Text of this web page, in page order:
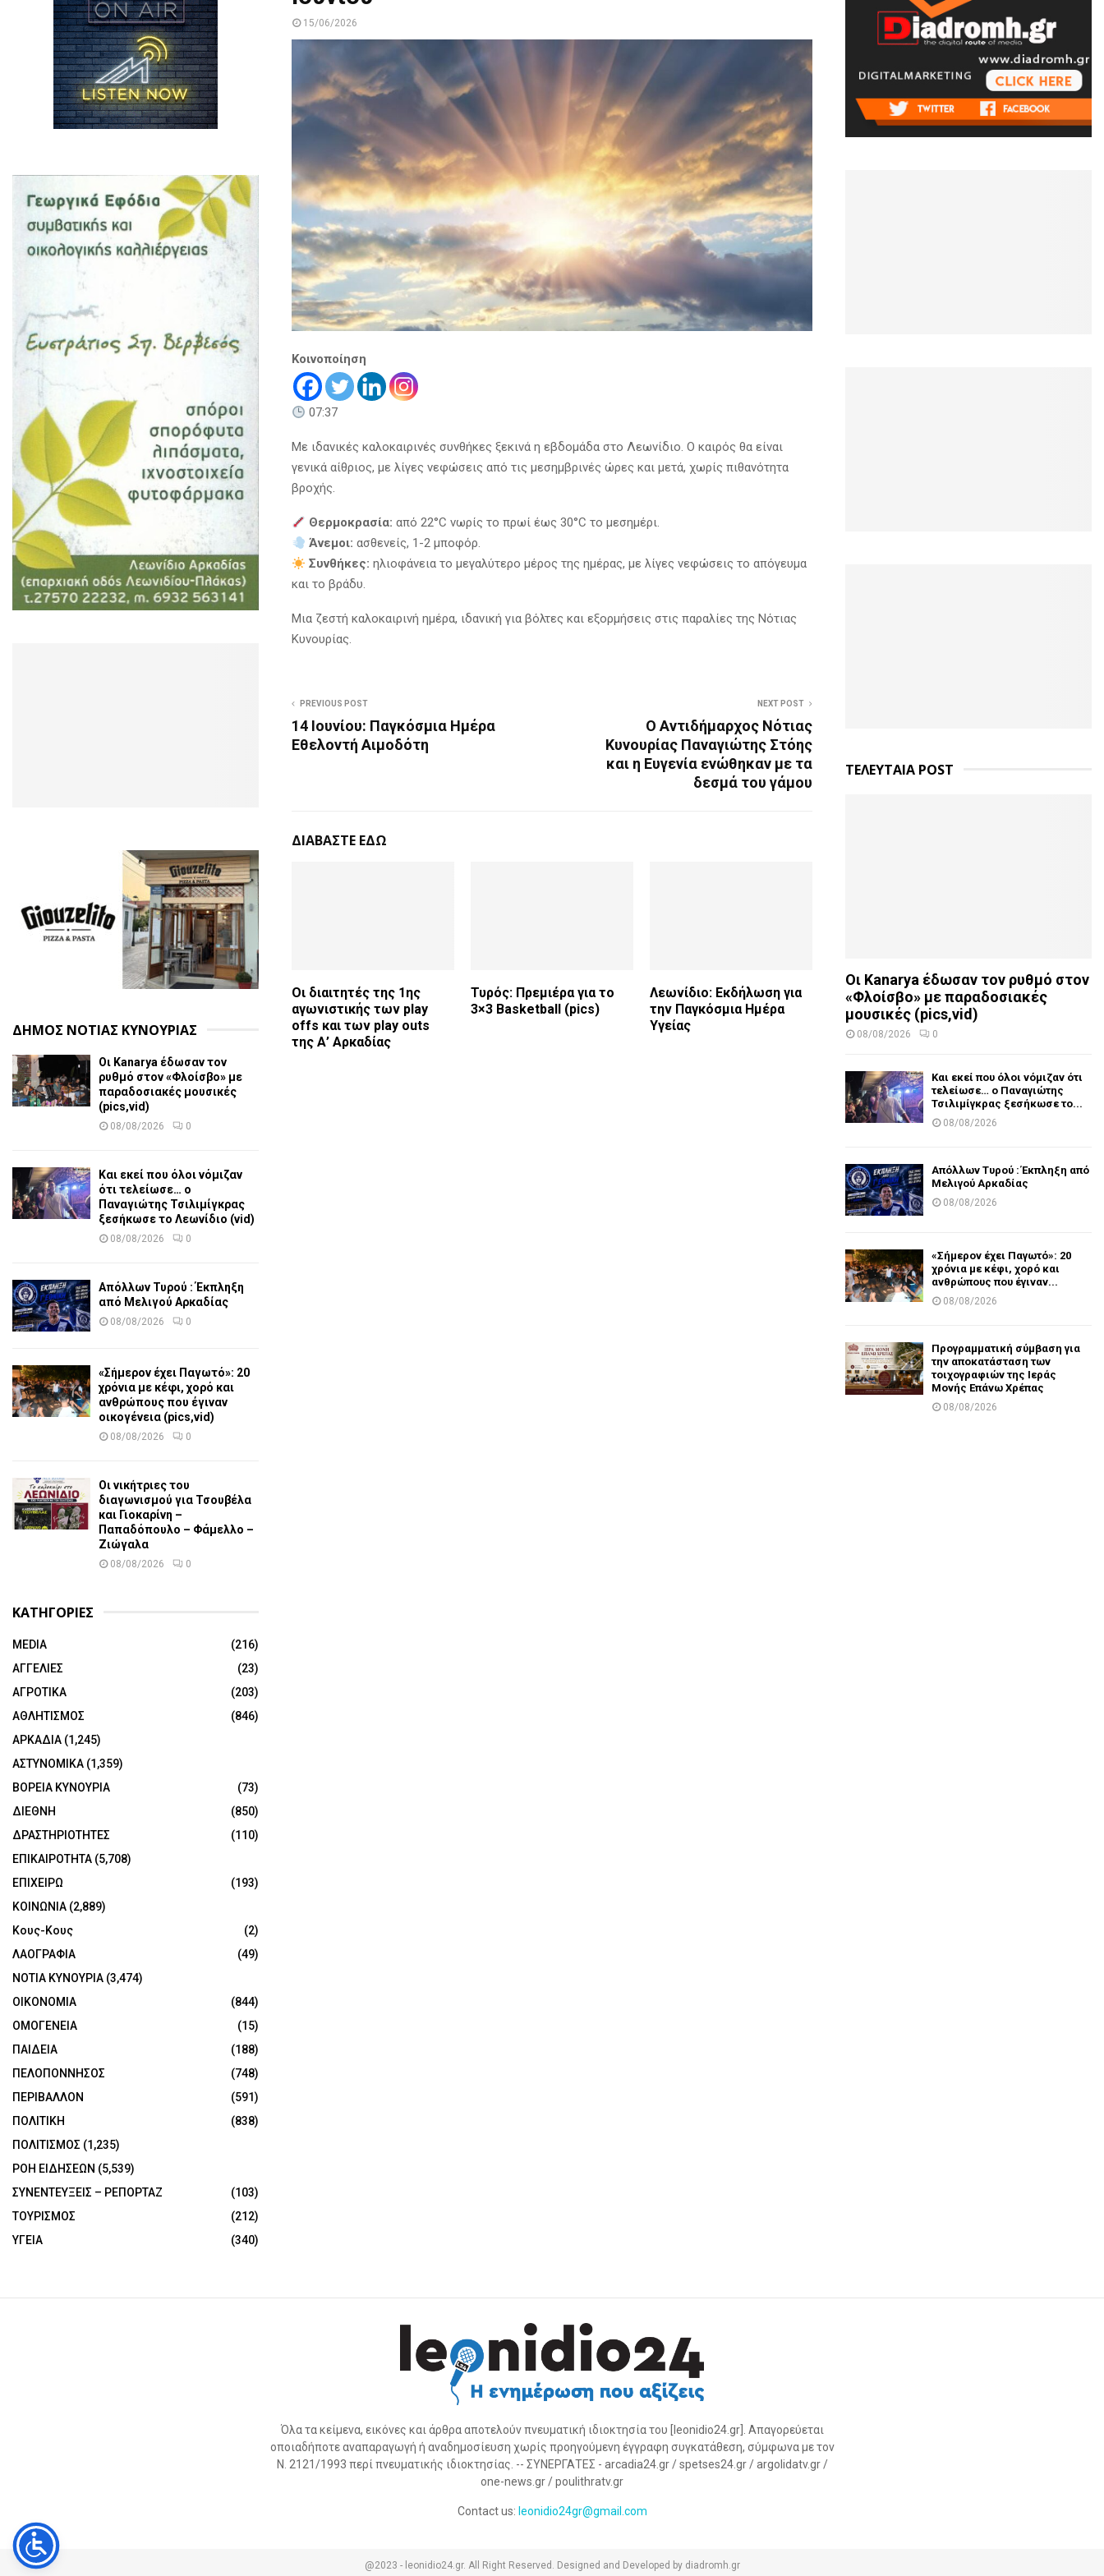
15/06/2026
Κοινοποίηση
07:37
Με ιδανικές καλοκαιρινές συνθήκες ξεκινά η εβδομάδα στο Λεωνίδιο. Ο καιρός θα είναι
γενικά αίθριος, με λίγες νεφώσεις από τις μεσημβρινές ώρες και μετά, χωρίς πιθανότητα
βροχής.
Θερμοκρασία: από 22°C νωρίς το πρωί έως 30°C το μεσημέρι.
Άνεμοι: ασθενείς, 1-2 μποφόρ.
Συνθήκες: ηλιοφάνεια το μεγαλύτερο μέρος της ημέρας, με λίγες νεφώσεις το απόγευμα
και το βράδυ.
Μια ζεστή καλοκαιρινή ημέρα, ιδανική για βόλτες και εξορμήσεις στις παραλίες της Νότιας
Κυνουρίας.
PREVIOUS POST
14 Ιουνίου: Παγκόσμια Ημέρα
Εθελοντή Αιμοδότη
NEXT POST
Ο Αντιδήμαρχος Νότιας
Κυνουρίας Παναγιώτης Στόης
και η Ευγενία ενώθηκαν με τα
δεσμά του γάμου
ΔΙΑΒΑΣΤΕ ΕΔΩ
Οι διαιτητές της 1ης
αγωνιστικής των play
offs και των play outs
της Α’ Αρκαδίας
Τυρός: Πρεμιέρα για το
3×3 Basketball (pics)
Λεωνίδιο: Εκδήλωση για
την Παγκόσμια Ημέρα
Υγείας
ΔΗΜΟΣ ΝΟΤΙΑΣ ΚΥΝΟΥΡΙΑΣ
Οι Kanarya έδωσαν τον
ρυθμό στον «Φλοίσβο» με
παραδοσιακές μουσικές
(pics,vid)
08/08/2026 0
Και εκεί που όλοι νόμιζαν
ότι τελείωσε… ο
Παναγιώτης Τσιλιμίγκρας
ξεσήκωσε το Λεωνίδιο (vid)
08/08/2026 0
Απόλλων Τυρού : Έκπληξη
από Μελιγού Αρκαδίας
08/08/2026 0
«Σήμερον έχει Παγωτό»: 20
χρόνια με κέφι, χορό και
ανθρώπους που έγιναν
οικογένεια (pics,vid)
08/08/2026 0
Οι νικήτριες του
διαγωνισμού για Τσουβέλα
και Γιοκαρίνη –
Παπαδόπουλο – Φάμελλο –
Ζιώγαλα
08/08/2026 0
ΚΑΤΗΓΟΡΙΕΣ
MEDIA
(216)
ΑΓΓΕΛΙΕΣ
(23)
ΑΓΡΟΤΙΚΑ
(203)
ΑΘΛΗΤΙΣΜΟΣ
(846)
ΑΡΚΑΔΙΑ (1,245)
ΑΣΤΥΝΟΜΙΚΑ (1,359)
ΒΟΡΕΙΑ ΚΥΝΟΥΡΙΑ
(73)
ΔΙΕΘΝΗ
(850)
ΔΡΑΣΤΗΡΙΟΤΗΤΕΣ
(110)
ΕΠΙΚΑΙΡΟΤΗΤΑ (5,708)
ΕΠΙΧΕΙΡΩ
(193)
ΚΟΙΝΩΝΙΑ (2,889)
Κους-Κους
(2)
ΛΑΟΓΡΑΦΙΑ
(49)
ΝΟΤΙΑ ΚΥΝΟΥΡΙΑ (3,474)
ΟΙΚΟΝΟΜΙΑ
(844)
ΟΜΟΓΕΝΕΙΑ
(15)
ΠΑΙΔΕΙΑ
(188)
ΠΕΛΟΠΟΝΝΗΣΟΣ
(748)
ΠΕΡΙΒΑΛΛΟΝ
(591)
ΠΟΛΙΤΙΚΗ
(838)
ΠΟΛΙΤΙΣΜΟΣ (1,235)
ΡΟΗ ΕΙΔΗΣΕΩΝ (5,539)
ΣΥΝΕΝΤΕΥΞΕΙΣ – ΡΕΠΟΡΤΑΖ
(103)
ΤΟΥΡΙΣΜΟΣ
(212)
ΥΓΕΙΑ
(340)
ΤΕΛΕΥΤΑΙΑ POST
Οι Kanarya έδωσαν τον ρυθμό στον
«Φλοίσβο» με παραδοσιακές
μουσικές (pics,vid)
08/08/2026 0
Και εκεί που όλοι νόμιζαν ότι
τελείωσε… ο Παναγιώτης
Τσιλιμίγκρας ξεσήκωσε το...
08/08/2026
Απόλλων Τυρού : Έκπληξη από
Μελιγού Αρκαδίας
08/08/2026
«Σήμερον έχει Παγωτό»: 20
χρόνια με κέφι, χορό και
ανθρώπους που έγιναν...
08/08/2026
Προγραμματική σύμβαση για
την αποκατάσταση των
τοιχογραφιών της Ιεράς
Μονής Επάνω Χρέπας
08/08/2026
Όλα τα κείμενα, εικόνες και άρθρα αποτελούν πνευματική ιδιοκτησία του [leonidio24.gr]. Απαγορεύεται
οποιαδήποτε αναπαραγωγή ή αναδημοσίευση χωρίς προηγούμενη έγγραφη συγκατάθεση, σύμφωνα με τον
Ν. 2121/1993 περί πνευματικής ιδιοκτησίας. -- ΣΥΝΕΡΓΑΤΕΣ - arcadia24.gr / spetses24.gr / argolidatv.gr /
one-news.gr / poulithratv.gr
Contact us: leonidio24gr@gmail.com
@2023 - leonidio24.gr. All Right Reserved. Designed and Developed by diadromh.gr